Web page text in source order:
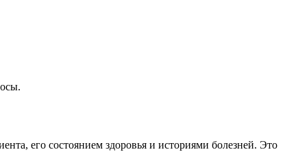
его состоянием здоровья и историями болезней. Это